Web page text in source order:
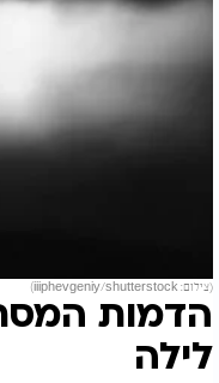
(צילום: iiiphevgeniy/shutterstock)
הדמות
לילה